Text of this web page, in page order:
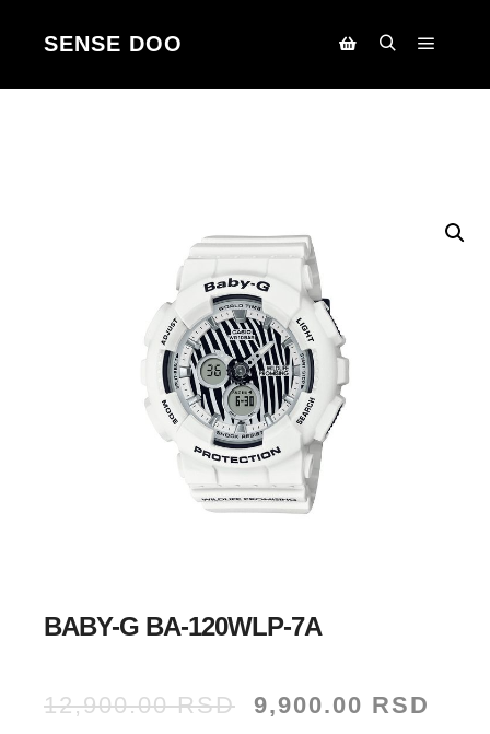
SENSE DOO
BABY-G BA-120WLP-7A
12,900.00RSD
Originalna
cena
9,900.00 RSD